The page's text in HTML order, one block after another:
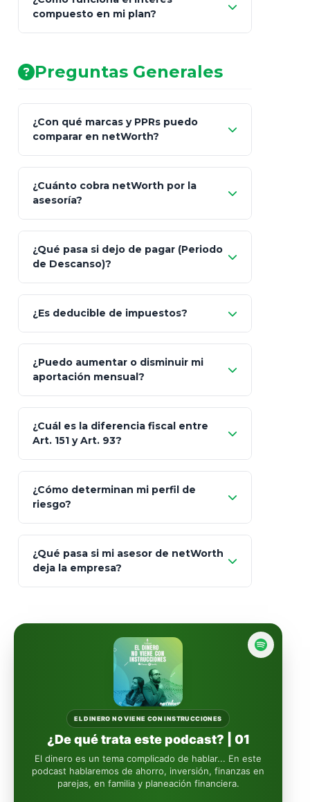
AA (Muy Fuerte)
compuesto en mi plan?
Preguntas Generales
¿Con qué marcas y PPRs puedo
comparar en netWorth?
GNP (Proyecta)
Seguros Monterrey
Skandia (Crea)
MetLife (MetaLife)
Prudential
Fintual
Principal
Sura
Insignia Life
Profuturo
¿Cuánto cobra netWorth por la
asesoría?
¿Qué pasa si dejo de pagar (Periodo
de Descanso)?
¿Es deducible de impuestos?
¿Puedo aumentar o disminuir mi
aportación mensual?
¿Cuál es la diferencia fiscal entre
Art. 151 y Art. 93?
Art.
93
totalmente
libres de impuestos
¿Cómo determinan mi perfil de
riesgo?
¿Qué pasa si mi asesor de netWorth
deja la empresa?
automáticamente
EL DINERO NO VIENE CON INSTRUCCIONES
¿De qué trata este podcast? | 01
El dinero es un tema complicado de hablar... En este
podcast hablaremos de ahorro, inversión, finanzas en
parejas, en familia y planeación financiera.